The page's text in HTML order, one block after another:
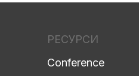
РЕСУРСИ
Conference